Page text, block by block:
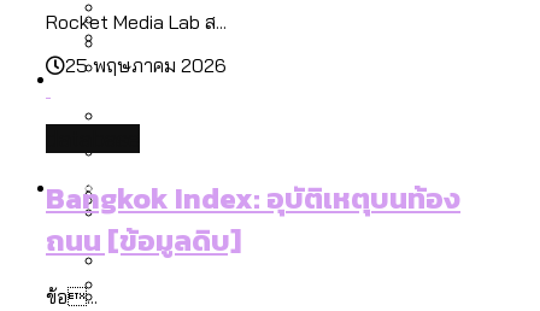
ใหม่จะมีงบฯ ประมาณเท่าไร
สมุดจดการบ้าน ส.ก. 2569 : แต่ละเขตมี
งบระบายน้ำ-ป้องกันน้ำท่วม 4 ปี (2566-
ความเกลียดชังที่ขายได้ : สำรวจ Hate
Speech ที่ถูกผลิตซ้ำผ่านวิดีโอ AI ในช่วง
ความขัดแย้งไทย-กัมพูชา
ค่าฝุ่นในกรุงเทพฯ 2025 เทียบกับจำนวน
ควันบุหรี่ที่เข้าปอด [ข้อมูลดิบ]
สำรวจเศรษฐกิจในกรุงเทพฯ ผ่าน
Bangkok Index 2025
สำรวจสังคมผู้สูงอายุไทย : 6 จังหวัดเป็น
ตายมากกว่าเกิด
กรุงเทพฯ เมืองสังคมผู้สูงอายุ [ข้อมูลดิบ]
สังคมผู้สูงอายุไทย [ข้อมูลดิบ]
สำรวจเหตุไฟไหม้ในกรุงเทพฯ 2568
[ข้อมูลดิบ]
Project
Bangkok Index 2022
DEMO Thailand
About Us
Rocket Media Lab ส...
25 พฤษภาคม 2026
Bangkok Index: อุบัติเหตุบนท้อง
ถนน [ข้อมูลดิบ]
ข้อ...